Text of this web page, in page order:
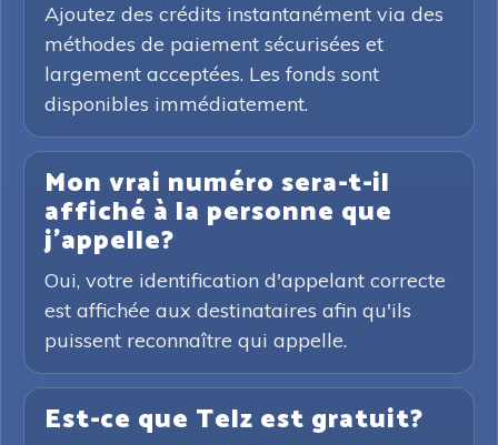
Ajoutez des crédits instantanément via des
méthodes de paiement sécurisées et
largement acceptées. Les fonds sont
disponibles immédiatement.
Mon vrai numéro sera-t-il
affiché à la personne que
j'appelle?
Oui, votre identification d'appelant correcte
est affichée aux destinataires afin qu'ils
puissent reconnaître qui appelle.
Est-ce que Telz est gratuit?